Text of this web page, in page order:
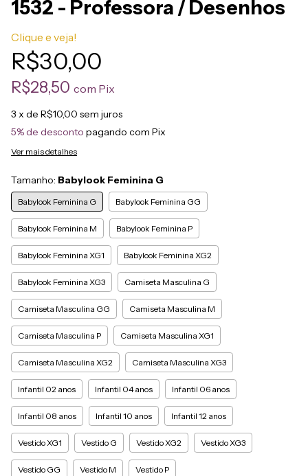
1532 - Professora / Desenhos
Clique e veja!
R$30,00
R$28,50 com Pix
3 x de R$10,00 sem juros
5% de desconto pagando com Pix
Ver mais detalhes
Tamanho: Babylook Feminina G
Babylook Feminina G Babylook Feminina GG
Babylook Feminina M Babylook Feminina P
Babylook Feminina XG1 Babylook Feminina XG2
Babylook Feminina XG3 Camiseta Masculina G
Camiseta Masculina GG Camiseta Masculina M
Camiseta Masculina P Camiseta Masculina XG1
Camiseta Masculina XG2 Camiseta Masculina XG3
Infantil 02 anos Infantil 04 anos Infantil 06 anos
Infantil 08 anos Infantil 10 anos Infantil 12 anos
Vestido XG1 Vestido G Vestido XG2 Vestido XG3
Vestido GG Vestido M Vestido P